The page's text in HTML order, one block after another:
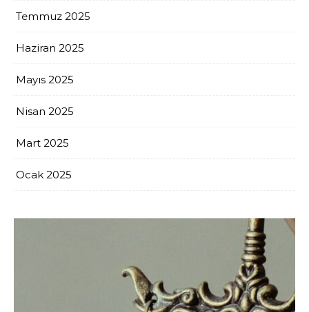
Temmuz 2025
Haziran 2025
Mayıs 2025
Nisan 2025
Mart 2025
Ocak 2025